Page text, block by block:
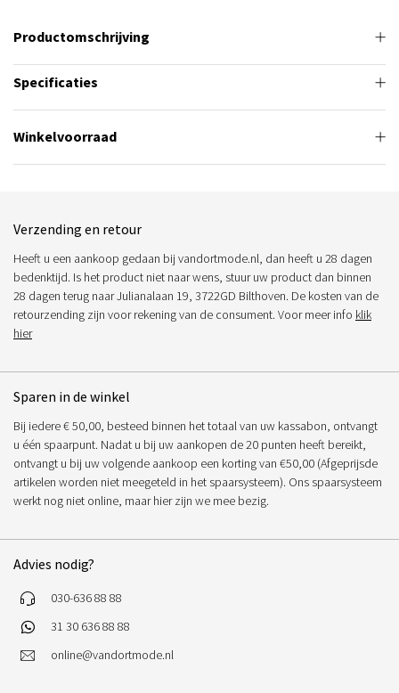
Productomschrijving
Specificaties
Winkelvoorraad
Verzending en retour
Heeft u een aankoop gedaan bij vandortmode.nl, dan heeft u 28 dagen
bedenktijd. Is het product niet naar wens, stuur uw product dan binnen
28 dagen terug naar Julianalaan 19, 3722GD Bilthoven. De kosten van de
retourzending zijn voor rekening van de consument. Voor meer info klik
hier
Sparen in de winkel
Bij iedere € 50,00, besteed binnen het totaal van uw kassabon, ontvangt
u één spaarpunt. Nadat u bij uw aankopen de 20 punten heeft bereikt,
ontvangt u bij uw volgende aankoop een korting van €50,00 (Afgeprijsde
artikelen worden niet meegeteld in het spaarsysteem). Ons spaarsysteem
werkt nog niet online, maar hier zijn we mee bezig.
Advies nodig?
030-636 88 88
31 30 636 88 88
online@vandortmode.nl